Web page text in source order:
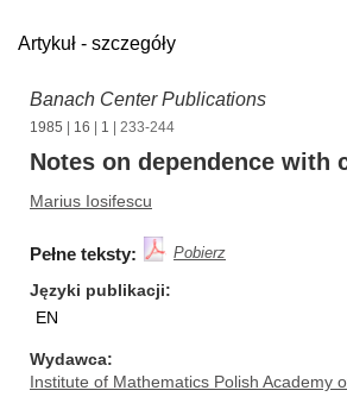
Artykuł - szczegóły
Banach Center Publications
1985 16 1 | 233-244
Notes on dependence with
Marius Iosifescu
Pełne teksty: Pobierz
Języki publikacji
EN
Wydawca
Institute of Mathematics Polish Academy